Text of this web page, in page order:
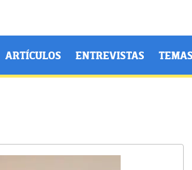
ARTÍCULOS ENTREVISTAS TEMAS